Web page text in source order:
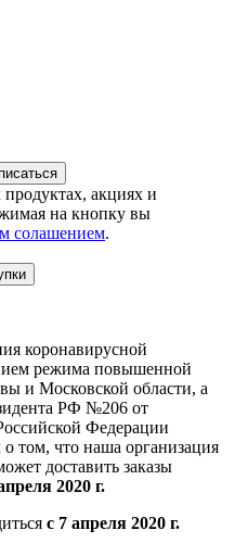
акциях и
на кнопку вы
солашением.
коронавирусной
режима повышенной
и Московской области, а
РФ №206 от
Федерации
том, что наша организация
доставить заказы
2020 г.
с 7 апреля 2020 г.